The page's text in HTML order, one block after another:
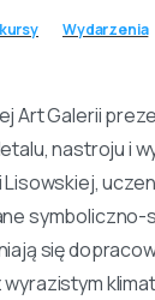
Wydarzenia
Art Galerii
nastroju i
się